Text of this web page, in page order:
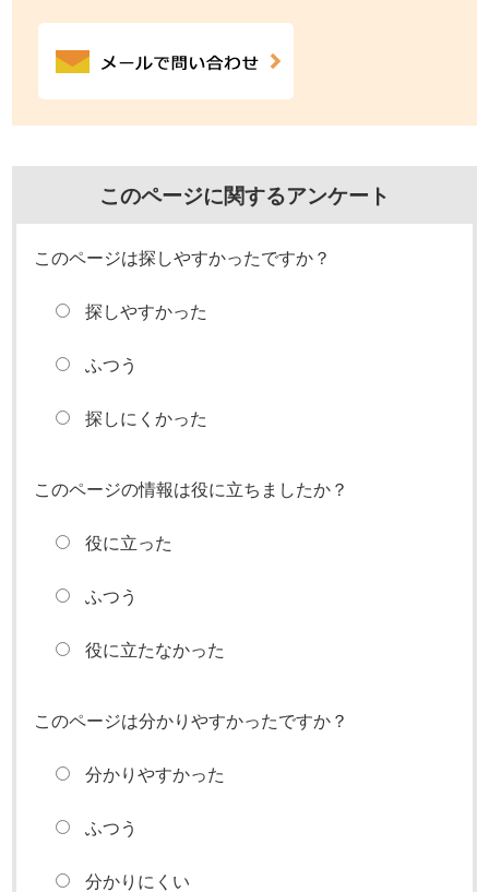
このページに関するアンケート
このページは探しやすかったですか？
探しやすかった
ふつう
探しにくかった
このページの情報は役に立ちましたか？
役に立った
ふつう
役に立たなかった
このページは分かりやすかったですか？
分かりやすかった
ふつう
分かりにくい